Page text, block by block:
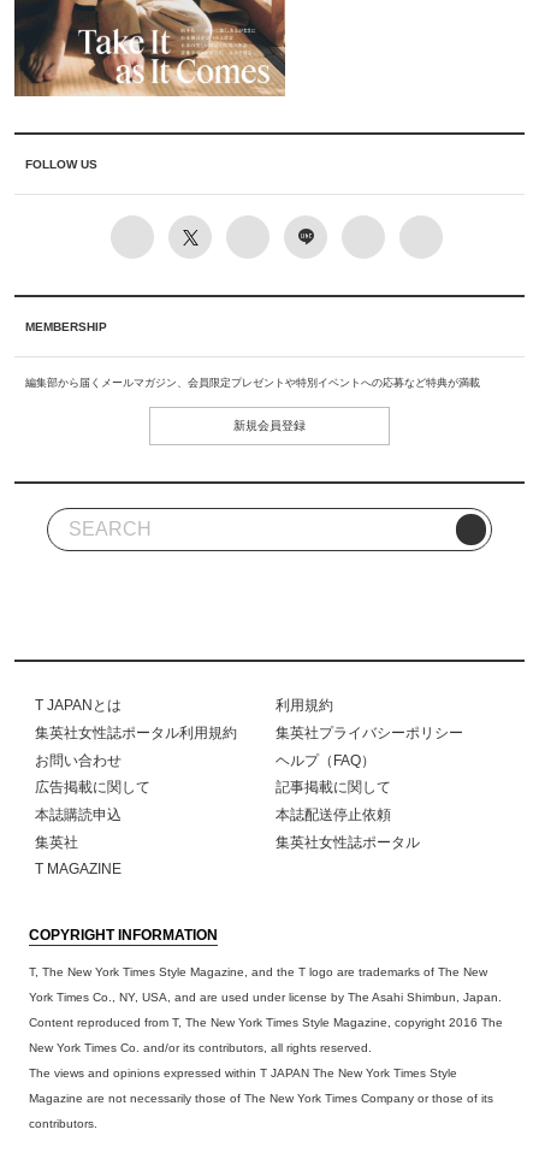
FOLLOW US
MEMBERSHIP
編集部から届くメールマガジン、会員限定プレゼントや特別イベントへの応募など特典が満載
新規会員登録
T JAPANとは
利用規約
集英社女性誌ポータル利用規約
集英社プライバシーポリシー
お問い合わせ
ヘルプ（FAQ）
広告掲載に関して
記事掲載に関して
本誌購読申込
本誌配送停止依頼
集英社
集英社女性誌ポータル
T MAGAZINE
COPYRIGHT INFORMATION
T, The New York Times Style Magazine, and the T logo are trademarks of The New
York Times Co., NY, USA, and are used under license by The Asahi Shimbun, Japan.
Content reproduced from T, The New York Times Style Magazine, copyright 2016 The
New York Times Co. and/or its contributors, all rights reserved.
The views and opinions expressed within T JAPAN The New York Times Style
Magazine are not necessarily those of The New York Times Company or those of its
contributors.